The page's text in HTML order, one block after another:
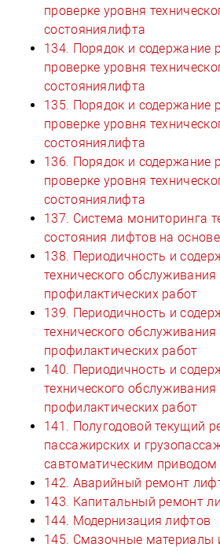
проверке уровня
состояниялифта
134. Порядок и содержание
проверке уровня
состояниялифта
135. Порядок и содержание
проверке уровня
состояниялифта
136. Порядок и содержание
проверке уровня
состояниялифта
137. Система мониторинга
состояния лифтов на
138. Периодичность и
технического
профилактических работ
139. Периодичность и
технического
профилактических работ
140. Периодичность и
технического
профилактических работ
141. Полугодовой текущий
пассажирских и
савтоматическим приводом
142. Аварийный ремонт
143. Капитальный ремонт
144. Модернизация лифтов
145. Смазочные материалы